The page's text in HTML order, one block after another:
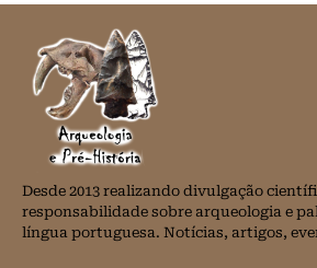
Desde 2013 realizando divulgação
responsabilidade sobre arqueologia e
língua portuguesa. Notícias, artigos,